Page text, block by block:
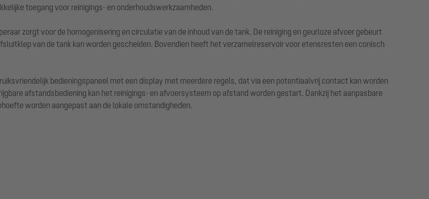
toegang voor reinigings- en onderhoudswerkzaamheden.
zorgt voor de homogenisering en circulatie van de inhoud van de tank. De reiniging en geurloze afvoer gebeurt
van de tank kan worden gescheiden. Bovendien heeft het verzamelreservoir voor etensresten een conisch
bedieningspaneel met een display met meerdere regels, dat via een potentiaalvrij contact kan worden
afstandsbediening kan het reinigings- en afvoersysteem op afstand worden gestart. Dankzij het aanpasbare
worden aangepast aan de lokale omstandigheden.